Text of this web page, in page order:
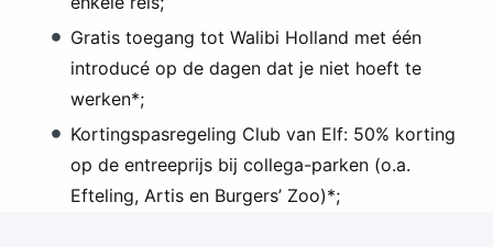
Gratis toegang tot Walibi Holland met één
introducé op de dagen dat je niet hoeft te
werken*;
Kortingspasregeling Club van Elf: 50% korting
op de entreeprijs bij collega-parken (o.a.
Efteling, Artis en Burgers’ Zoo)*;